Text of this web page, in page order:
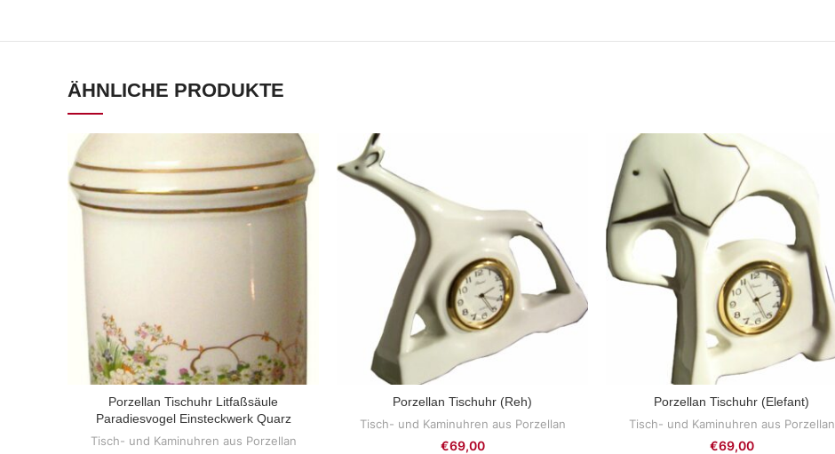
ÄHNLICHE PRODUKTE
ZUM PRODUKT
Porzellan Tischuhr Litfaßsäule
Paradiesvogel Einsteckwerk Quarz
Tisch- und Kaminuhren aus Porzellan
ZUM PRODUKT
Porzellan Tischuhr (Reh)
Tisch- und Kaminuhren aus Porzellan
€69,00
ZUM PRODUKT
Porzellan Tischuhr (Elefant)
Tisch- und Kaminuhren aus Porzellan
€69,00